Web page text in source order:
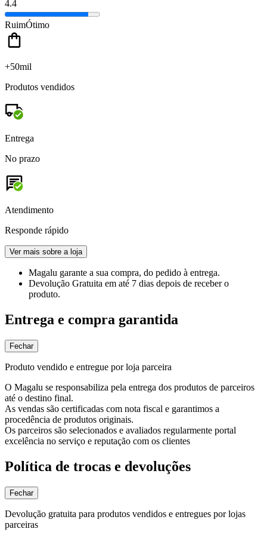
4.4
RuimÓtimo
+50mil
Produtos vendidos
Entrega
No prazo
Atendimento
Responde rápido
Ver mais sobre a loja
Magalu garante a sua compra, do pedido à entrega.
Devolução Gratuita em até 7 dias depois de receber o
produto.
Entrega e compra garantida
Fechar
Produto vendido e entregue por loja parceira
O Magalu se responsabiliza pela entrega dos produtos de parceiros
até o destino final.
As vendas são certificadas com nota fiscal e garantimos a
procedência de produtos originais.
Os parceiros são selecionados e avaliados regularmente portal
excelência no serviço e reputação com os clientes
Política de trocas e devoluções
Fechar
Devolução gratuita para produtos vendidos e entregues por lojas
parceiras